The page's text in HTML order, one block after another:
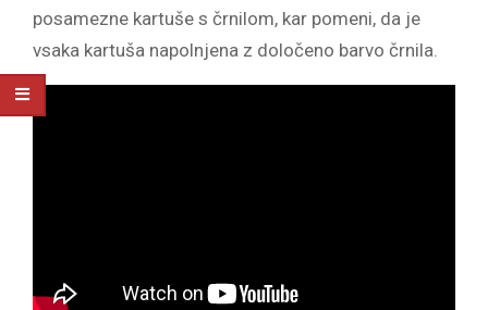
posamezne kartuše s črnilom, kar pomeni, da je
vsaka kartuša napolnjena z določeno barvo črnila.